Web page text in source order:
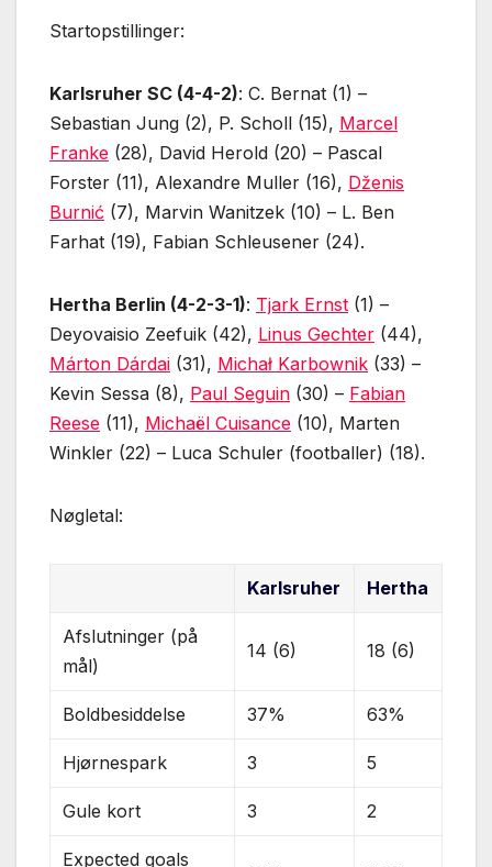
Startopstillinger:
Karlsruher SC (4-4-2): C. Bernat (1) –
Sebastian Jung (2), P. Scholl (15), Marcel
Franke (28), David Herold (20) – Pascal
Forster (11), Alexandre Muller (16), Dženis
Burnić (7), Marvin Wanitzek (10) – L. Ben
Farhat (19), Fabian Schleusener (24).
Hertha Berlin (4-2-3-1): Tjark Ernst (1) –
Deyovaisio Zeefuik (42), Linus Gechter (44),
Márton Dárdai (31), Michał Karbownik (33) –
Kevin Sessa (8), Paul Seguin (30) – Fabian
Reese (11), Michaël Cuisance (10), Marten
Winkler (22) – Luca Schuler (footballer) (18).
Nøgletal:
Karlsruher Hertha
Afslutninger (på
mål)
14 (6) 18 (6)
Boldbesiddelse 37% 63%
Hjørnespark 3 5
Gule kort 3 2
Expected goals